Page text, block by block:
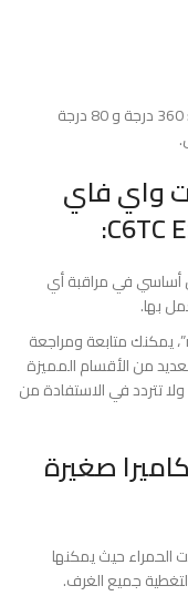
360 درجة و 80 درجة
واي فاي
أساسي في مراقبة أي
بها.
من خلال متجرنا الإلكتروني “newestsolution”، يمكنك متابعة ومراجعة
من الأقسام المميزة
ولا تتردد في الاستفادة من
صغيرة
حيث يمكنها